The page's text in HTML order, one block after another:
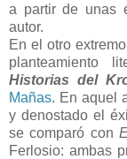
a partir de unas
autor.
En el otro
planteamiento
Historias del
Mañas. En aquel
y denostado el
se comparó con
Ferlosio: ambas